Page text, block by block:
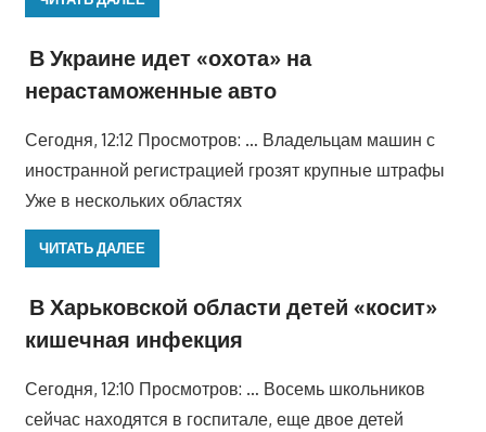
В Украине идет «охота» на
нерастаможенные авто
Сегодня, 12:12 Просмотров: … Владельцам машин с
иностранной регистрацией грозят крупные штрафы
Уже в нескольких областях
ЧИТАТЬ ДАЛЕЕ
В Харьковской области детей «косит»
кишечная инфекция
Сегодня, 12:10 Просмотров: … Восемь школьников
сейчас находятся в госпитале, еще двое детей